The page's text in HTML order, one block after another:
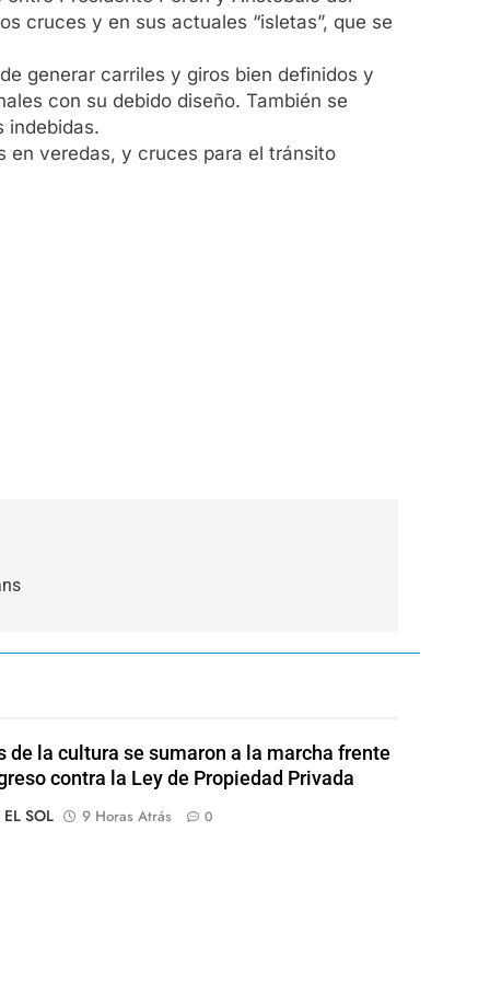
cruces y en sus actuales “isletas”, que se
generar carriles y giros bien definidos y
con su debido diseño. También se
indebidas.
en veredas, y cruces para el tránsito
de la cultura se sumaron a la marcha frente
contra la Ley de Propiedad Privada
SOL
9 Horas Atrás 0